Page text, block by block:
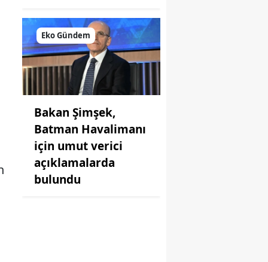
Eko Gündem
Bakan Şimşek,
Batman Havalimanı
için umut verici
açıklamalarda
bulundu